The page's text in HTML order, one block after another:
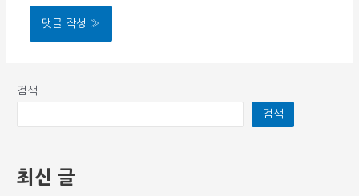
검색
검색
최신 글